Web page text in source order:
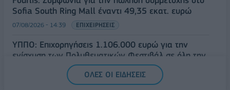
Sofia South Ring Mall έναντι 49,35 εκατ. ευρώ
07/08/2026 - 14:39 ΕΠΙΧΕΙΡΗΣΕΙΣ
ΥΠΠΟ: Επιχορηγήσεις 1.106.000 ευρώ για την
ενίσχυση των Πολυθεματικών Φεστιβάλ σε όλη την
ΟΛΕΣ ΟΙ ΕΙΔΗΣΕΙΣ